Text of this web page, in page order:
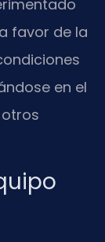
favor de la
en el